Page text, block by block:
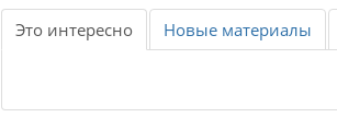
Это интересно Новые материалы